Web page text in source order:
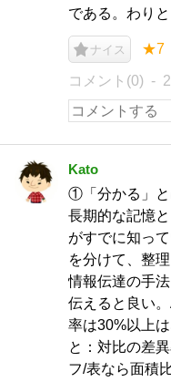
である。わりと
ナイス ★7
コメント(0)
Kato
①「分かる」と
長期的な記憶
がすでに知っ
を分けて、整
情報伝達の手
伝えると良い
率は30%以上
と：対比の差
フ/表なら面積